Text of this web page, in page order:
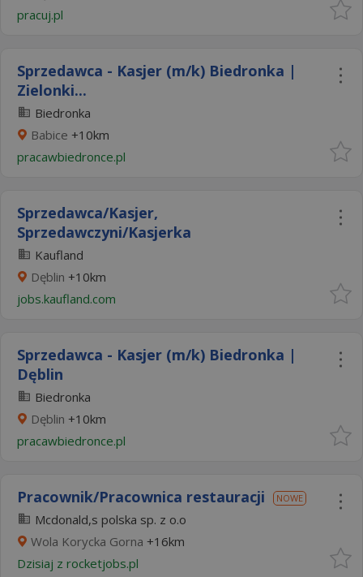
pracuj.pl
Sprzedawca - Kasjer (m/k) Biedronka |
Zielonki...
Biedronka
Babice +10km
pracawbiedronce.pl
Sprzedawca/Kasjer,
Sprzedawczyni/Kasjerka
Kaufland
Dęblin +10km
jobs.kaufland.com
Sprzedawca - Kasjer (m/k) Biedronka |
Dęblin
Biedronka
Dęblin +10km
pracawbiedronce.pl
Pracownik/Pracownica restauracji NOWE
Mcdonald,s polska sp. z o.o
Wola Korycka Gorna +16km
Dzisiaj z rocketjobs.pl